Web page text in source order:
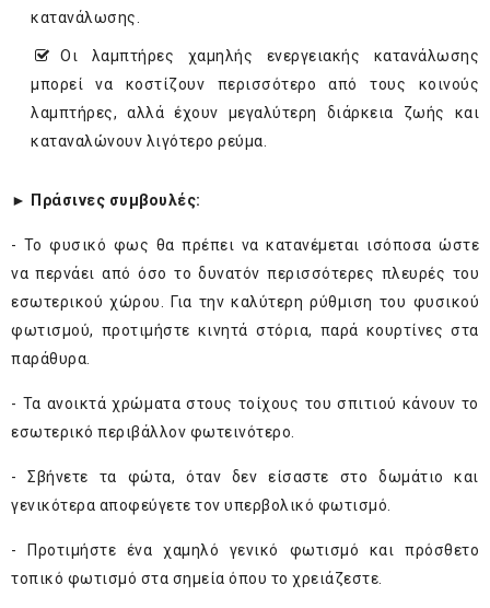
κατανάλωσης.
Οι λαμπτήρες χαμηλής ενεργειακής κατανάλωσης
μπορεί να κοστίζουν περισσότερο από τους κοινούς
λαμπτήρες, αλλά έχουν μεγαλύτερη διάρκεια ζωής και
καταναλώνουν λιγότερο ρεύμα.
► Πράσινες συμβουλές:
- Το φυσικό φως θα πρέπει να κατανέμεται ισόποσα ώστε
να περνάει από όσο το δυνατόν περισσότερες πλευρές του
εσωτερικού χώρου. Για την καλύτερη ρύθμιση του φυσικού
φωτισμού, προτιμήστε κινητά στόρια, παρά κουρτίνες στα
παράθυρα.
- Τα ανοικτά χρώματα στους τοίχους του σπιτιού κάνουν το
εσωτερικό περιβάλλον φωτεινότερο.
- Σβήνετε τα φώτα, όταν δεν είσαστε στο δωμάτιο και
γενικότερα αποφεύγετε τον υπερβολικό φωτισμό.
- Προτιμήστε ένα χαμηλό γενικό φωτισμό και πρόσθετο
τοπικό φωτισμό στα σημεία όπου το χρειάζεστε.